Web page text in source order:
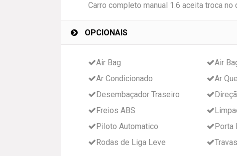
Carro completo manual 1.6 aceita troca
OPCIONAIS
Air Bag Air
Ar Condicionado
Ar
Desembaçador Traseiro
Freios ABS
Piloto Automatico
Porta
Rodas de Liga Leve